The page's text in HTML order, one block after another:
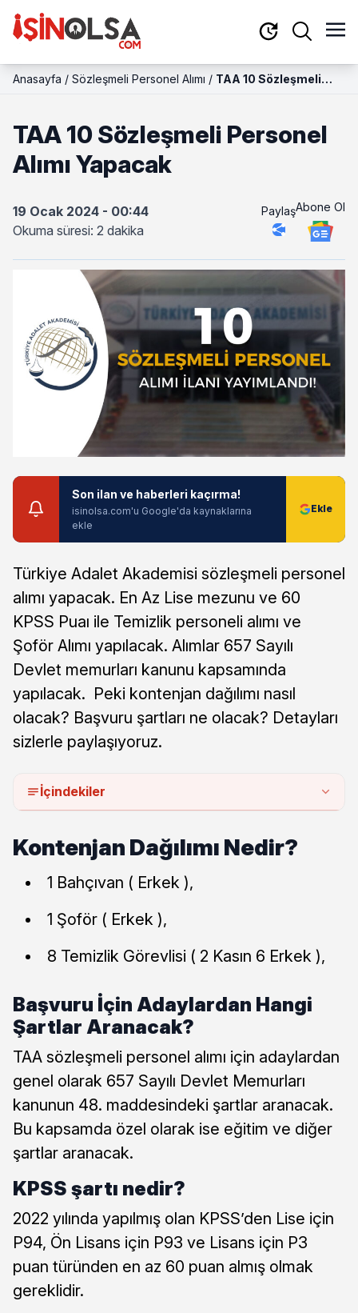
Anasayfa / Sözleşmeli Personel Alımı / TAA 10 Sözleşmeli
TAA 10 Sözleşmeli Personel
Alımı Yapacak
19 Ocak 2024 - 00:44
Okuma süresi: 2 dakika
PaylaşAbone Ol
Son ilan ve haberleri kaçırma!
isinolsa.com'u Google'da kaynaklarına
ekle
Türkiye Adalet Akademisi sözleşmeli personel
alımı yapacak. En Az Lise mezunu ve 60
KPSS Puaı ile Temizlik personeli alımı ve
Şoför Alımı yapılacak. Alımlar 657 Sayılı
Devlet memurları kanunu kapsamında
yapılacak. Peki kontenjan dağılımı nasıl
olacak? Başvuru şartları ne olacak? Detayları
sizlerle paylaşıyoruz.
İçindekiler
Kontenjan Dağılımı Nedir?
1 Bahçıvan ( Erkek ),
1 Şoför ( Erkek ),
8 Temizlik Görevlisi ( 2 Kasın 6 Erkek ),
Başvuru İçin Adaylardan Hangi
Şartlar Aranacak?
TAA sözleşmeli personel alımı için adaylardan
genel olarak 657 Sayılı Devlet Memurları
kanunun 48. maddesindeki şartlar aranacak.
Bu kapsamda özel olarak ise eğitim ve diğer
şartlar aranacak.
KPSS şartı nedir?
2022 yılında yapılmış olan KPSS’den Lise için
P94, Ön Lisans için P93 ve Lisans için P3
puan türünden en az 60 puan almış olmak
gereklidir.